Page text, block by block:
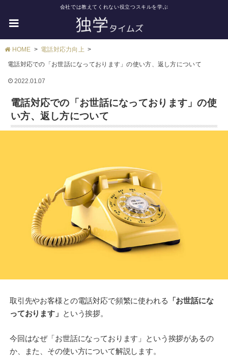
会社では教えてくれない役立つスキルを学ぶ
HOME 電話対応力向上
電話対応での「お世話になっております」の使い方、返し方について
2022.01.07
電話対応での「お世話になっております」の使
い方、返し方について
取引先やお客様との電話対応で頻繁に使われる 「お世話にな
っております」 という挨拶。
今回はなぜ「お世話になっております」という挨拶があるの
か、また、その使い方について解説します。